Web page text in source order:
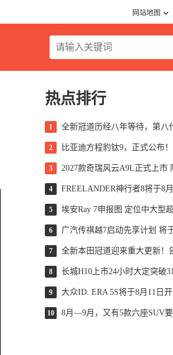
网站地图
热点排行
1
2 比亚迪方程豹钛9，正式公布！
3
4
5
6
7
8
9
10 8月—9月，又有5款六座SUV